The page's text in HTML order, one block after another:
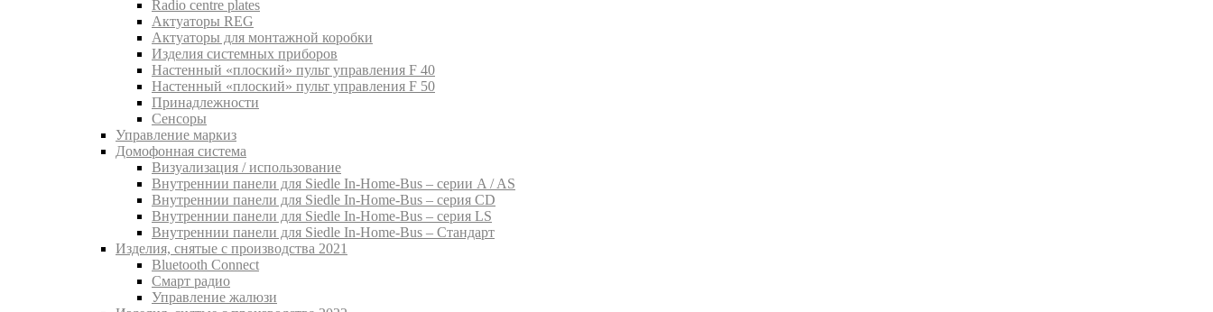
Radio centre plates
Актуаторы REG
Актуаторы для монтажной коробки
Изделия системных приборов
Настенный «плоский» пульт управления F 40
Настенный «плоский» пульт управления F 50
Принадлежности
Сенсоры
Управление маркиз
Домофонная система
Визуализация / использование
Внутреннии панели для Siedle In-Home-Bus – серии A / AS
Внутреннии панели для Siedle In-Home-Bus – серия CD
Внутреннии панели для Siedle In-Home-Bus – серия LS
Внутреннии панели для Siedle In-Home-Bus – Стандарт
Изделия, снятые с производства 2021
Bluetooth Connect
Смарт радио
Управление жалюзи